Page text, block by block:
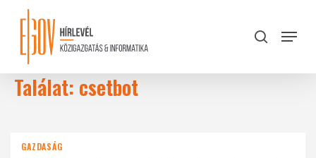
content
search
Menu
Találat: csetbot
GAZDASÁG
Close